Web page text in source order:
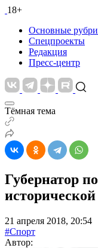
18+
Основные
Спецпроекты
Редакция
Пресс-центр
Тёмная тема
Губернатор
21 апреля 2018, 20:54
#Спорт
Автор: